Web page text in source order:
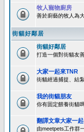
牧人寵物廚房
善於廚藝的牧人為
街貓好鄰居
街貓好鄰居
打造一個對街貓友
大家一起來TNR
街貓經過捕捉、結
我的街貓朋友
你有固定餵養街貓
翻譯文章大家一
由meetpets工作群